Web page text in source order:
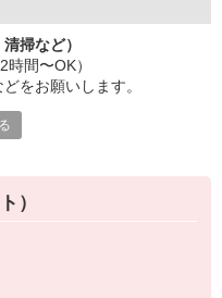
スタ、ビッグボーイ、華屋
ませんか？
掃など）
間〜OK）
をお願いします。
入社したクルーの研修など
受け渡しはほとんどありま
）